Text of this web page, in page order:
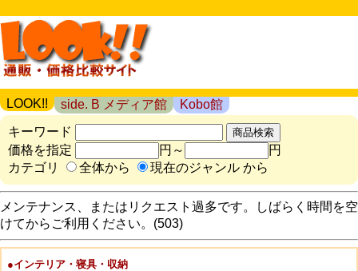
LOOK!! side. B メディア館
Kobo館
キーワード
価格を指定
円～
円
カテゴリ
全体から 現在のジャンル から
メンテナンス、またはリクエスト過多です。しばらく時間を空
けてからご利用ください。(503)
●インテリア・寝具・収納